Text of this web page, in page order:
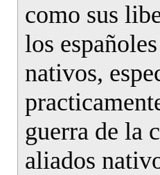
como sus
los
nativos,
guerra de la
aliados